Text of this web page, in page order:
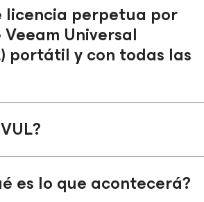
licencia perpetua por
Universal
portátil y con todas las
es lo que acontecerá?